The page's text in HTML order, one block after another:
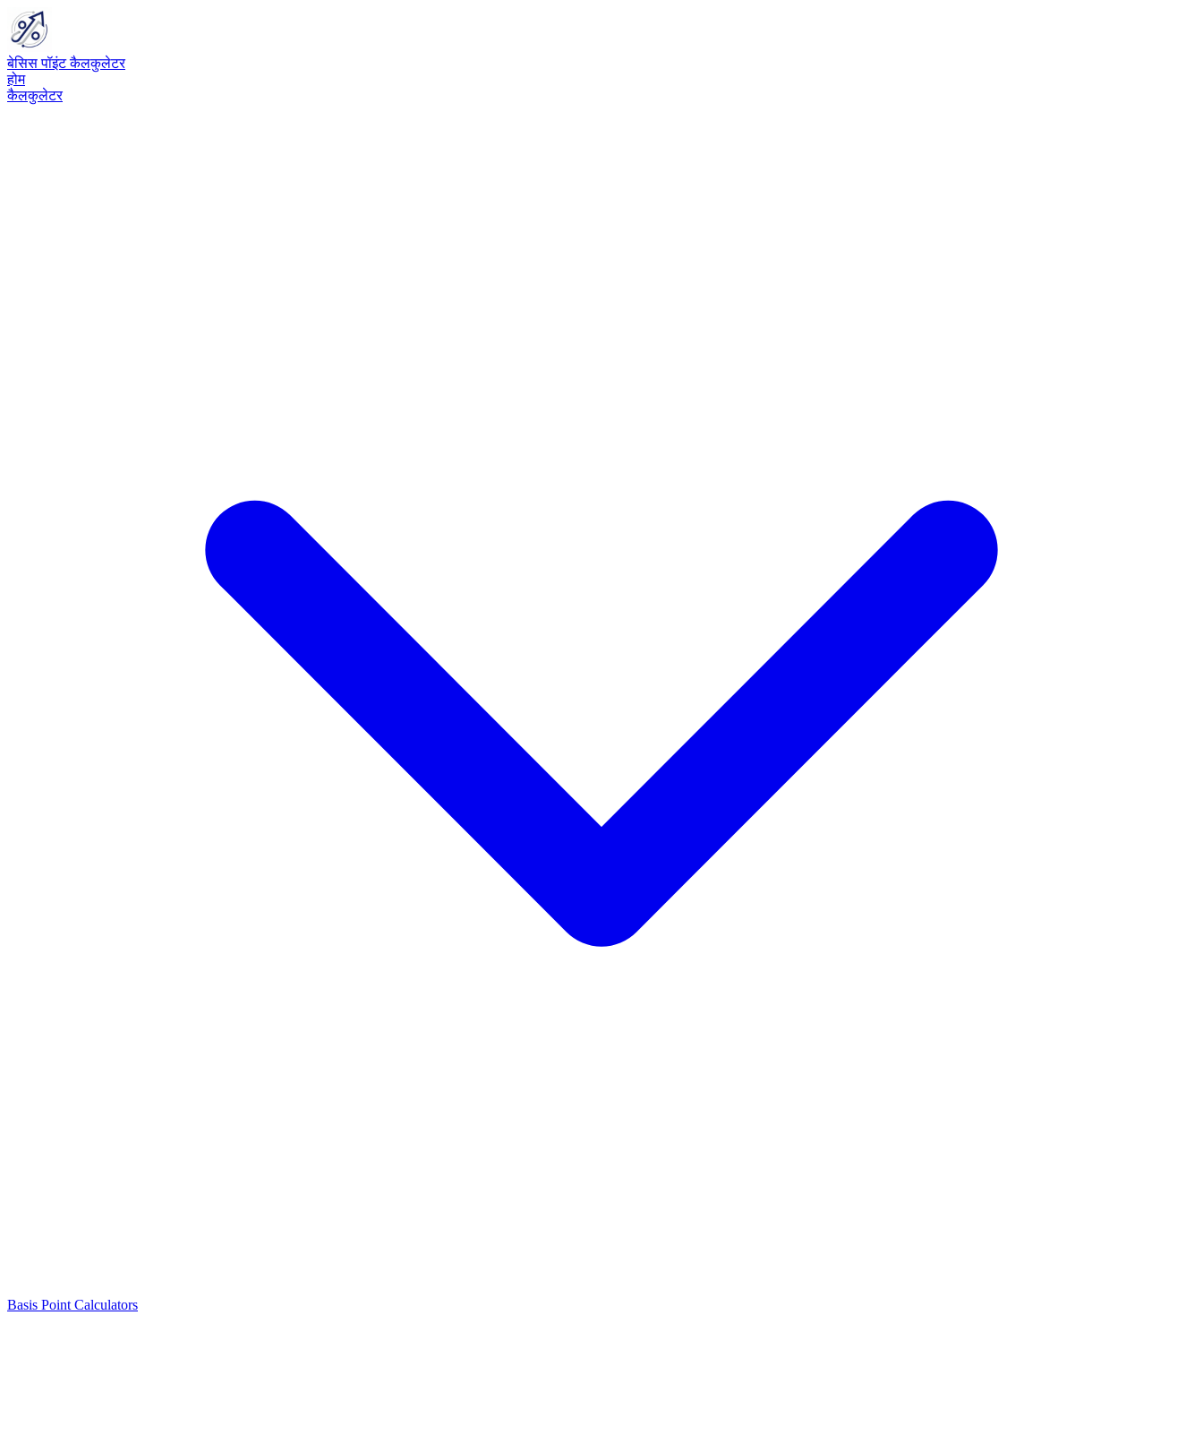
बेसिस पॉइंट कैलकुलेटर
होम
कैलकुलेटर
Basis Point Calculators